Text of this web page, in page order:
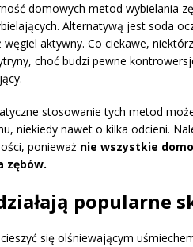
domowych metod wybielania
Alternatywą jest soda
węgiel aktywny. Co ciekawe,
choć budzi pewne
stosowanie tych metod
niekiedy nawet o kilka odcieni.
ponieważ nie wszystkie
zębów.
popularne
się olśniewającym